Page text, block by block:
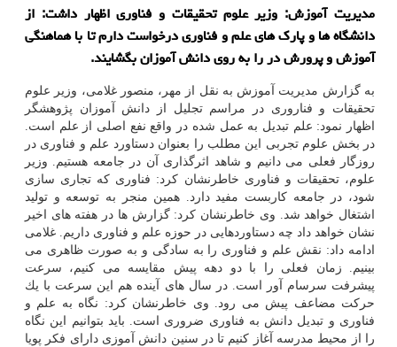
مدیریت آموزش: وزیر علوم تحقیقات و فناوری اظهار داشت: از
دانشگاه ها و پارك های علم و فناوری درخواست دارم تا با هماهنگی
آموزش و پرورش در را به روی دانش آموزان بگشایند.
به گزارش مدیریت آموزش به نقل از مهر، منصور غلامی، وزیر علوم
تحقیقات و فناروری در مراسم تجلیل از دانش آموزان پژوهشگر
اظهار نمود: علم تبدیل به عمل شده در واقع نفع اصلی از علم است.
در بخش علوم تجربی این مطلب را بعنوان دستاورد علم و فناوری در
روزگار فعلی می دانیم و شاهد اثرگذاری آن در جامعه هستیم. وزیر
علوم، تحقیقات و فناوری خاطرنشان كرد: فناوری كه تجاری سازی
شود، در جامعه كاربست مفید دارد. همین منجر به توسعه و تولید
اشتغال خواهد شد. وی خاطرنشان كرد: گزارش ها در هفته های اخیر
نشان خواهد داد چه دستاوردهایی در حوزه علم و فناوری داریم. غلامی
ادامه داد: نقش علم و فناوری را به سادگی و به صورت ظاهری می
بینیم. زمان فعلی را با دو دهه پیش مقایسه می كنیم، سرعت
پیشرفت سرسام آور است. در سال های آینده هم این سرعت با یك
حركت مضاعف پیش می رود. وی خاطرنشان كرد: نگاه به علم و
فناوری و تبدیل دانش به فناوری ضروری است. باید بتوانیم این نگاه
را از محیط مدرسه آغاز كنیم تا در سنین دانش آموزی دارای فكر پویا